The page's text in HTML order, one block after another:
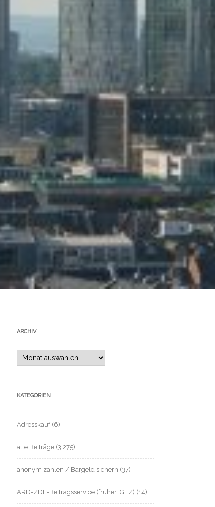
ARCHIV
Archiv
KATEGORIEN
Adresskauf(6)
alle Beiträge (3.275)
anonym zahlen / Bargeld sichern (37)
ARD-ZDF-Beitragsservice (früher: GEZ) (14)